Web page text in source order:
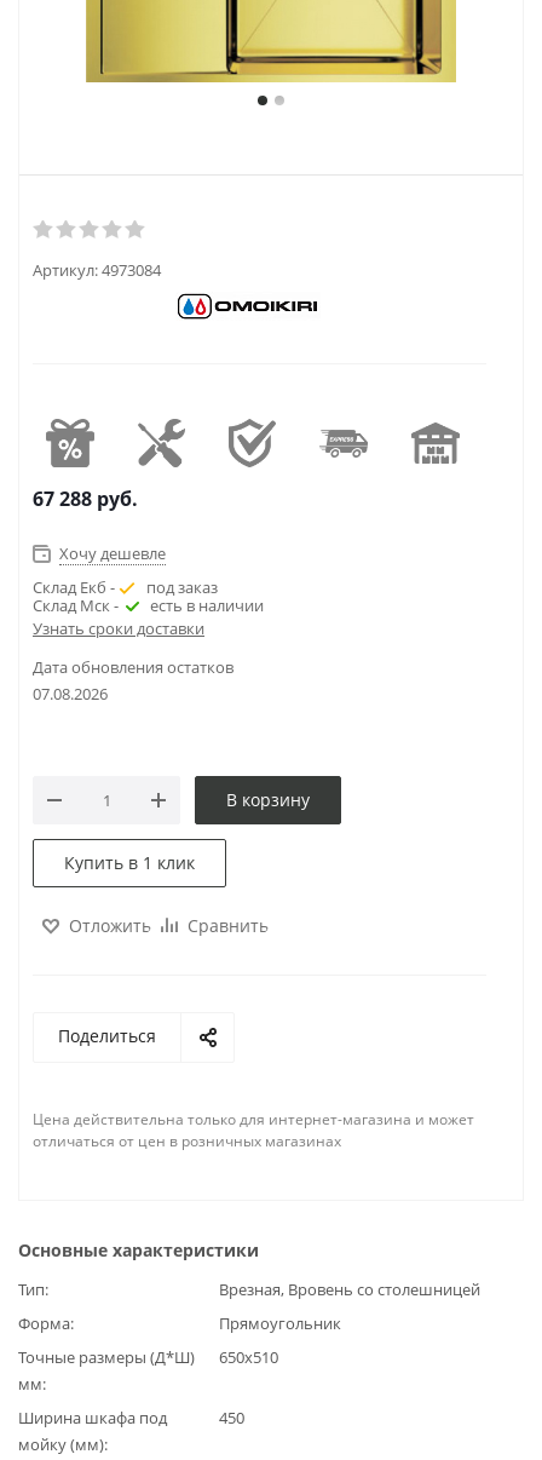
Артикул:4973084
67 288 руб.
Хочу дешевле
Склад Екб -
под заказ
Склад Мск -
есть в наличии
Узнать сроки доставки
Дата обновления остатков
07.08.2026
В корзину
Купить в 1 клик
Отложить Сравнить
Поделиться
Цена действительна только для интернет-магазина и может
отличаться от цен в розничных магазинах
Основные характеристики
Тип
Врезная, Вровень со столешницей
Форма
Прямоугольник
Точные размеры (Д*Ш)
мм
650x510
Ширина шкафа под
мойку (мм)
450